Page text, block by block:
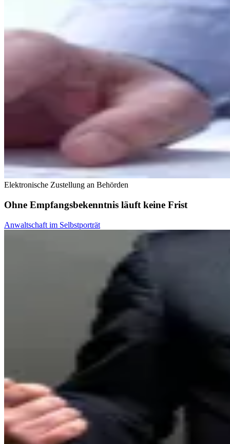
Elektronische Zustellung an Behörden
Ohne Empfangsbekenntnis läuft keine Frist
Anwaltschaft im Selbstporträt